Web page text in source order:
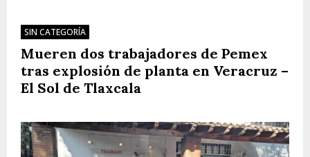
SIN CATEGORÍA
Mueren dos trabajadores de Pemex
tras explosión de planta en Veracruz –
El Sol de Tlaxcala